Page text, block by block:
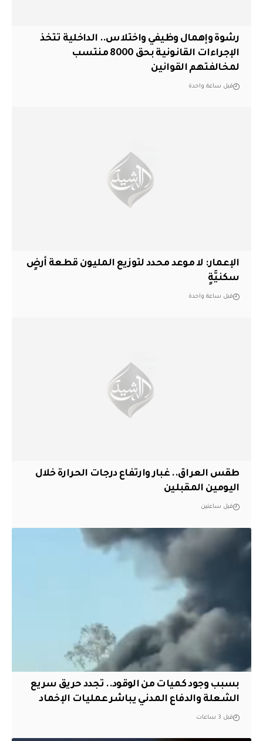
رشوة وإهمال وظيفي واختلاس.. الداخلية تتخذ
الإجراءات القانونية بحق 8000 منتسب
لمخالفتهم القوانين
قبل ساعة واحدة
الإعمار: لا موعد محدد لتوزيع المليون قطعة أرضٍ
سكنيَّةٍ
قبل ساعة واحدة
طقس العراق.. غبار وارتفاع درجات الحرارة خلال
اليومين المقبلين
قبل ساعتين
بسبب وجود كميات من الوقود.. تجدد حريق سريع
الشعلة والدفاع المدني يباشر عمليات الإخماد
قبل 3 ساعات